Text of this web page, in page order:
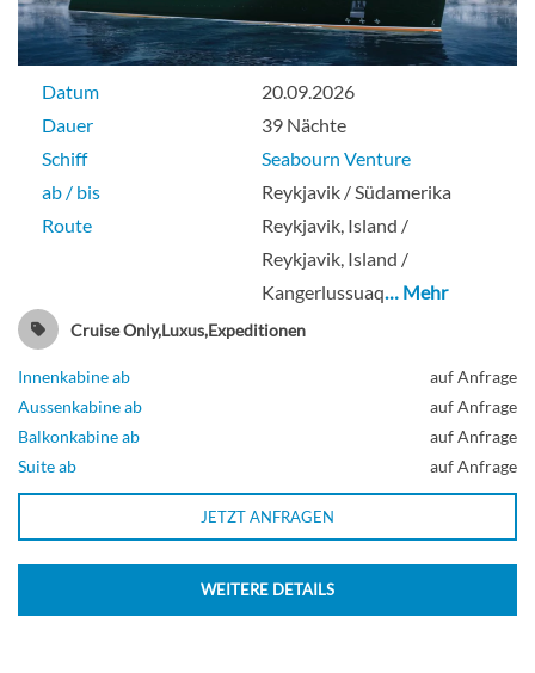
Datum
20.09.2026
Dauer
39 Nächte
Schiff
Seabourn Venture
ab / bis
Reykjavik / Südamerika
Route
Reykjavik, Island /
Reykjavik, Island /
Kangerlussuaq… Mehr
Cruise Only,Luxus,Expeditionen
Innenkabine ab
auf Anfrage
Aussenkabine ab
auf Anfrage
Balkonkabine ab
auf Anfrage
Suite ab
auf Anfrage
JETZT ANFRAGEN
WEITERE DETAILS